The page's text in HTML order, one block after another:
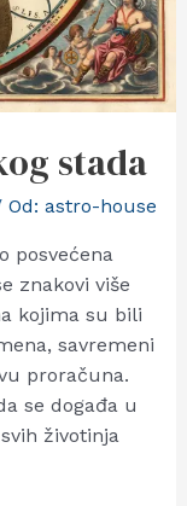
stada
Od: astro-house
posvećena
znakovi više
kojima su bili
savremeni
proračuna.
se događa u
životinja